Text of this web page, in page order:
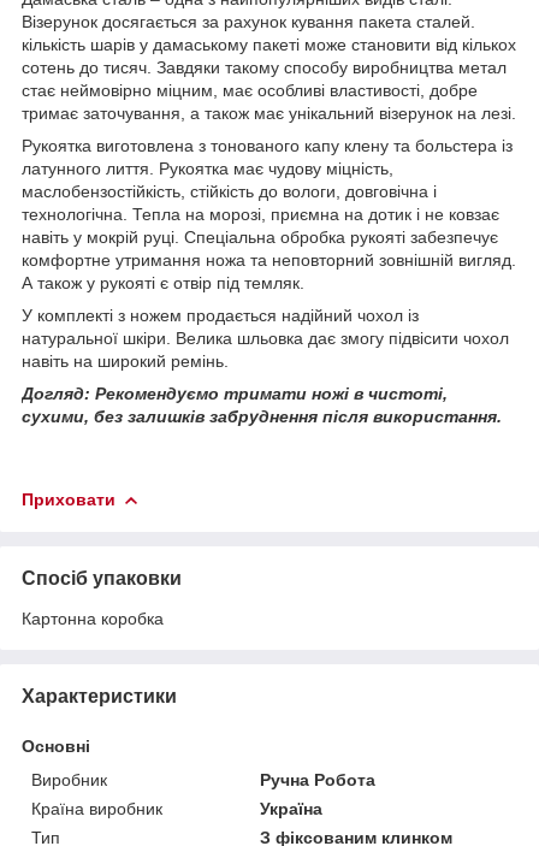
Візерунок досягається за рахунок кування пакета сталей.
кількість шарів у дамаському пакеті може становити від кількох
сотень до тисяч. Завдяки такому способу виробництва метал
стає неймовірно міцним, має особливі властивості, добре
тримає заточування, а також має унікальний візерунок на лезі.
Рукоятка виготовлена ​​з тонованого капу клену та больстера із
латунного лиття. Рукоятка має чудову міцність,
маслобензостійкість, стійкість до вологи, довговічна і
технологічна. Тепла на морозі, приємна на дотик і не ковзає
навіть у мокрій руці. Спеціальна обробка рукояті забезпечує
комфортне утримання ножа та неповторний зовнішній вигляд.
А також у рукояті є отвір під темляк.
У комплекті з ножем продається надійний чохол із
натуральної шкіри. Велика шльовка дає змогу підвісити чохол
навіть на широкий ремінь.
Догляд: Рекомендуємо тримати ножі в чистоті,
сухими, без залишків забруднення після використання.
Приховати
Спосіб упаковки
Картонна коробка
Характеристики
Основні
Виробник
Ручна Робота
Країна виробник
Україна
Тип
З фіксованим клинком